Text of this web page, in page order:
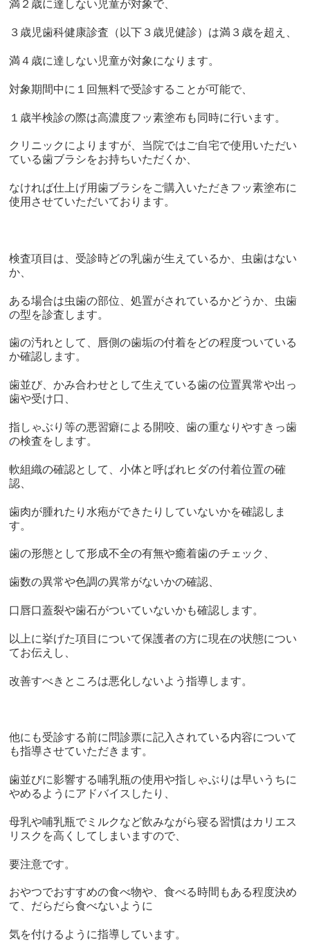
満２歳に達しない児童が対象で、
３歳児歯科健康診査（以下３歳児健診）は満３歳を超え、
満４歳に達しない児童が対象になります。
対象期間中に１回無料で受診することが可能で、
１歳半検診の際は高濃度フッ素塗布も同時に行います。
クリニックによりますが、当院ではご自宅で使用いただい
ている歯ブラシをお持ちいただくか、
なければ仕上げ用歯ブラシをご購入いただきフッ素塗布に
使用させていただいております。
検査項目は、受診時どの乳歯が生えているか、虫歯はない
か、
ある場合は虫歯の部位、処置がされているかどうか、虫歯
の型を診査します。
歯の汚れとして、唇側の歯垢の付着をどの程度ついている
か確認します。
歯並び、かみ合わせとして生えている歯の位置異常や出っ
歯や受け口、
指しゃぶり等の悪習癖による開咬、歯の重なりやすきっ歯
の検査をします。
軟組織の確認として、小体と呼ばれヒダの付着位置の確
認、
歯肉が腫れたり水疱ができたりしていないかを確認しま
す。
歯の形態として形成不全の有無や癒着歯のチェック、
歯数の異常や色調の異常がないかの確認、
口唇口蓋裂や歯石がついていないかも確認します。
以上に挙げた項目について保護者の方に現在の状態につい
てお伝えし、
改善すべきところは悪化しないよう指導します。
他にも受診する前に問診票に記入されている内容について
も指導させていただきます。
歯並びに影響する哺乳瓶の使用や指しゃぶりは早いうちに
やめるようにアドバイスしたり、
母乳や哺乳瓶でミルクなど飲みながら寝る習慣はカリエス
リスクを高くしてしまいますので、
要注意です。
おやつでおすすめの食べ物や、食べる時間もある程度決め
て、だらだら食べないように
気を付けるように指導しています。